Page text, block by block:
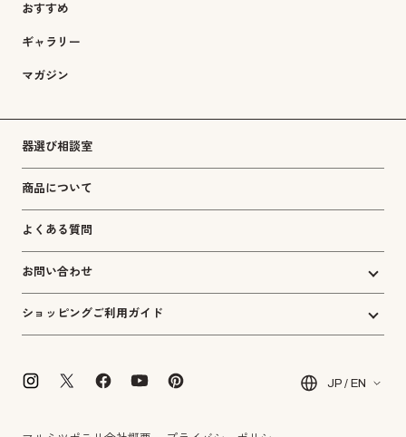
おすすめ
ギャラリー
マガジン
器選び相談室
商品について
よくある質問
お問い合わせ
ショッピングご利用ガイド
JP / EN